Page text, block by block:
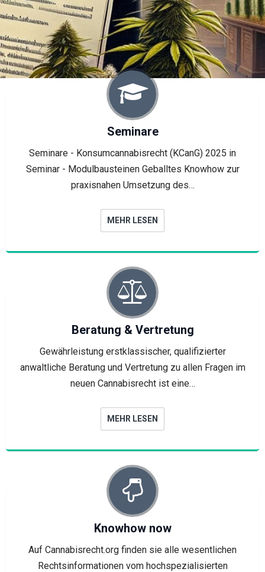
Seminare
Seminare - Konsumcannabisrecht (KCanG) 2025 in
Seminar - Modulbausteinen Geballtes Knowhow zur
praxisnahen Umsetzung des…
MEHR LESEN
Beratung & Vertretung
Gewährleistung erstklassischer, qualifizierter
anwaltliche Beratung und Vertretung zu allen Fragen im
neuen Cannabisrecht ist eine…
MEHR LESEN
Knowhow now
Auf Cannabisrecht.org finden sie alle wesentlichen
Rechtsinformationen vom hochspezialisierten